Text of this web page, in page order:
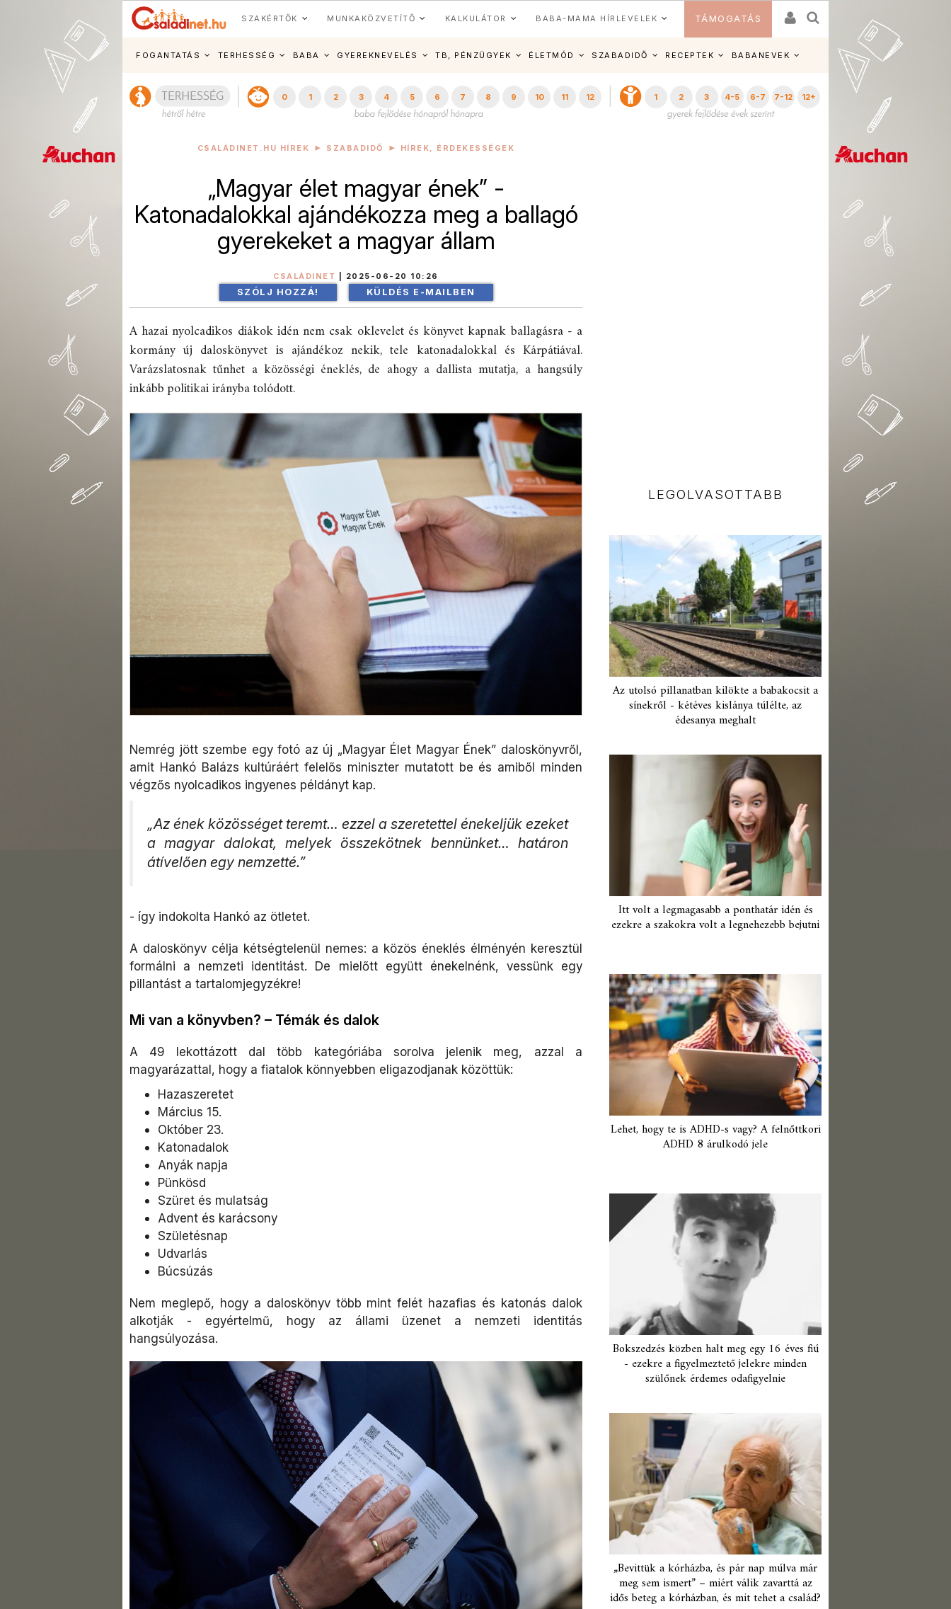
SZAKÉRTŐK MUNKAKÖZVETÍTŐ KALKULÁTOR BABA-MAMA HÍRLEVELEK TÁMOGATÁS
FOGANTATÁS TERHESSÉG BABA GYEREKNEVELÉS TB, PÉNZÜGYEK ÉLETMÓD SZABADIDŐ RECEPTEK BABANEVEK
0 1 2 3 4 5 6 7 8 9 10 11 12 1 2 3 4-5 6-7 7-12 12+
CSALÁDINET.HU HÍREK SZABADIDŐ HÍREK, ÉRDEKESSÉGEK
„Magyar élet magyar ének” -
Katonadalokkal ajándékozza meg a ballagó
gyerekeket a magyar állam
CSALÁDINET 2025-06-20 10:26
SZÓLJ HOZZÁ! KÜLDÉS E-MAILBEN
A hazai nyolcadikos diákok idén nem csak oklevelet és könyvet kapnak ballagásra - a
kormány új daloskönyvet is ajándékoz nekik, tele katonadalokkal és Kárpátiával.
Varázslatosnak tűnhet a közösségi éneklés, de ahogy a dallista mutatja, a hangsúly
inkább politikai irányba tolódott.
Nemrég jött szembe egy fotó az új „Magyar Élet Magyar Ének” daloskönyvről,
amit Hankó Balázs kultúráért felelős miniszter mutatott be és amiből minden
végzős nyolcadikos ingyenes példányt kap.
„Az ének közösséget teremt… ezzel a szeretettel énekeljük ezeket
a magyar dalokat, melyek összekötnek bennünket… határon
átívelően egy nemzetté.”
- így indokolta Hankó az ötletet.
A daloskönyv célja kétségtelenül nemes: a közös éneklés élményén keresztül
formálni a nemzeti identitást. De mielőtt együtt énekelnénk, vessünk egy
pillantást a tartalomjegyzékre!
Mi van a könyvben? – Témák és dalok
A 49 lekottázott dal több kategóriába sorolva jelenik meg, azzal a
magyarázattal, hogy a fiatalok könnyebben eligazodjanak közöttük:
Hazaszeretet
Március 15.
Október 23.
Katonadalok
Anyák napja
Pünkösd
Szüret és mulatság
Advent és karácsony
Születésnap
Udvarlás
Búcsúzás
Nem meglepő, hogy a daloskönyv több mint felét hazafias és katonás dalok
alkotják - egyértelmű, hogy az állami üzenet a nemzeti identitás
hangsúlyozása.
LEGOLVASOTTABB
Az utolsó pillanatban kilökte a babakocsit a
sínekről - kétéves kislánya túlélte, az
édesanya meghalt
Itt volt a legmagasabb a ponthatár idén és
ezekre a szakokra volt a legnehezebb bejutni
Lehet, hogy te is ADHD-s vagy? A felnőttkori
ADHD 8 árulkodó jele
Bokszedzés közben halt meg egy 16 éves fiú
- ezekre a figyelmeztető jelekre minden
szülőnek érdemes odafigyelnie
„Bevittük a kórházba, és pár nap múlva már
meg sem ismert” – miért válik zavarttá az
idős beteg a kórházban, és mit tehet a család?